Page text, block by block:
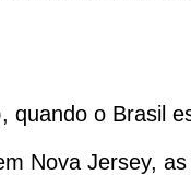
quando o Brasil
Nova Jersey,